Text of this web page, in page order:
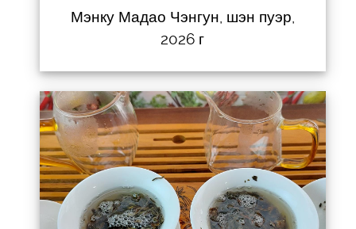
Мэнку Мадао Чэнгун, шэн пуэр,
2026 г